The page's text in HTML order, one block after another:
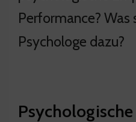
Performance? Was
Psychologe dazu?